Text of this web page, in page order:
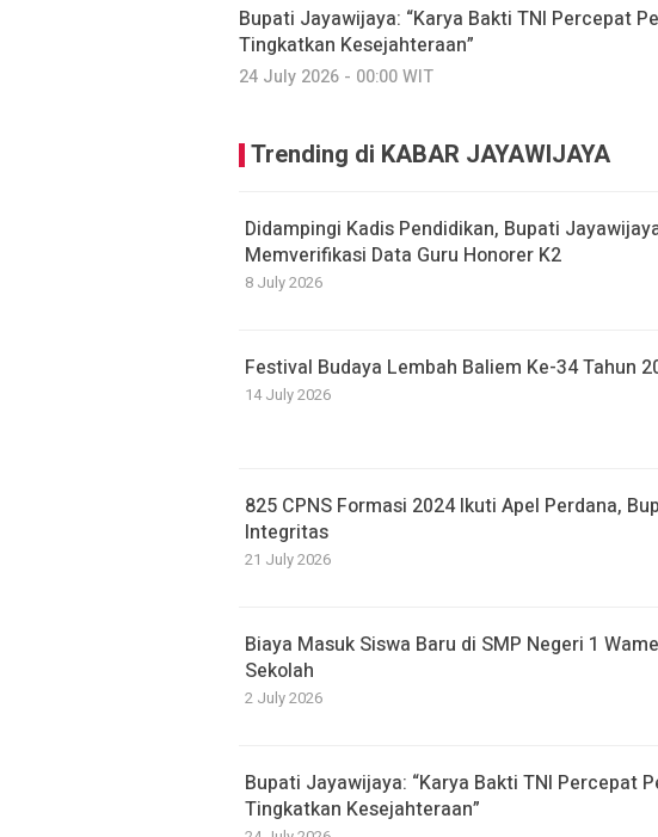
Bupati Jayawijaya: “Karya Bakti TNI Percepat
Tingkatkan Kesejahteraan”
24 July 2026 - 00:00 WIT
Trending di KABAR JAYAWIJAYA
Didampingi Kadis Pendidikan, Bupati
Memverifikasi Data Guru Honorer K2
8 July 2026
Festival Budaya Lembah Baliem Ke-34 Tahun
14 July 2026
825 CPNS Formasi 2024 Ikuti Apel Perdana,
Integritas
21 July 2026
Biaya Masuk Siswa Baru di SMP Negeri 1
Sekolah
2 July 2026
Bupati Jayawijaya: “Karya Bakti TNI Percepat
Tingkatkan Kesejahteraan”